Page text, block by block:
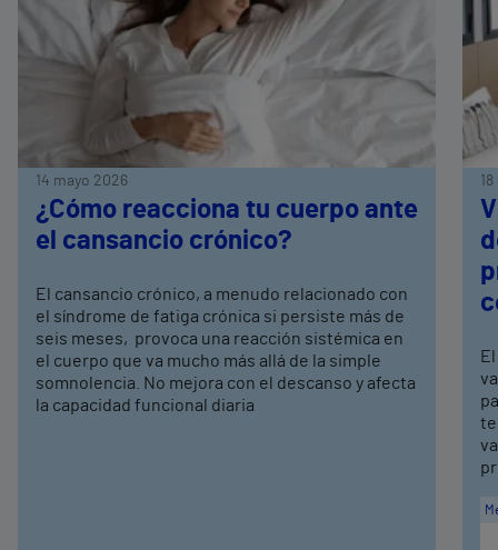
14 mayo 2026
¿Cómo reacciona tu cuerpo ante
el cansancio crónico?
El cansancio crónico, a menudo relacionado con
el síndrome de fatiga crónica si persiste más de
seis meses, provoca una reacción sistémica en
el cuerpo que va mucho más allá de la simple
somnolencia. No mejora con el descanso y afecta
la capacidad funcional diaria